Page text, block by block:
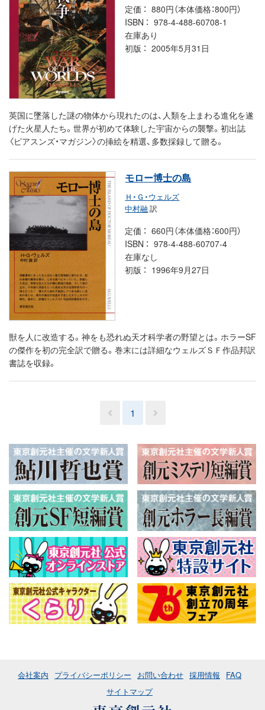
定価
880円（本体価格：800円）
ISBN
978-4-488-60708-1
在庫あり
初版
2005年5月31日
英国に墜落した謎の物体から現れたのは、人類を上まわる進化を遂
げた火星人たち。世界が初めて体験した宇宙からの襲撃。初出誌
〈ピアスンズ・マガジン〉の挿絵を精選、多数採録して贈る。
モロー博士の島
Ｈ・Ｇ・ウェルズ
中村融訳
定価
660円（本体価格：600円）
ISBN
978-4-488-60707-4
在庫なし
初版
1996年9月27日
獣を人に改造する。神をも恐れぬ天才科学者の野望とは。ホラーSF
の傑作を初の完全訳で贈る。巻末には詳細なウェルズＳＦ作品邦訳
書誌を収録。
1
会社案内 プライバシーポリシー お問い合わせ 採用情報
FAQ
サイトマップ